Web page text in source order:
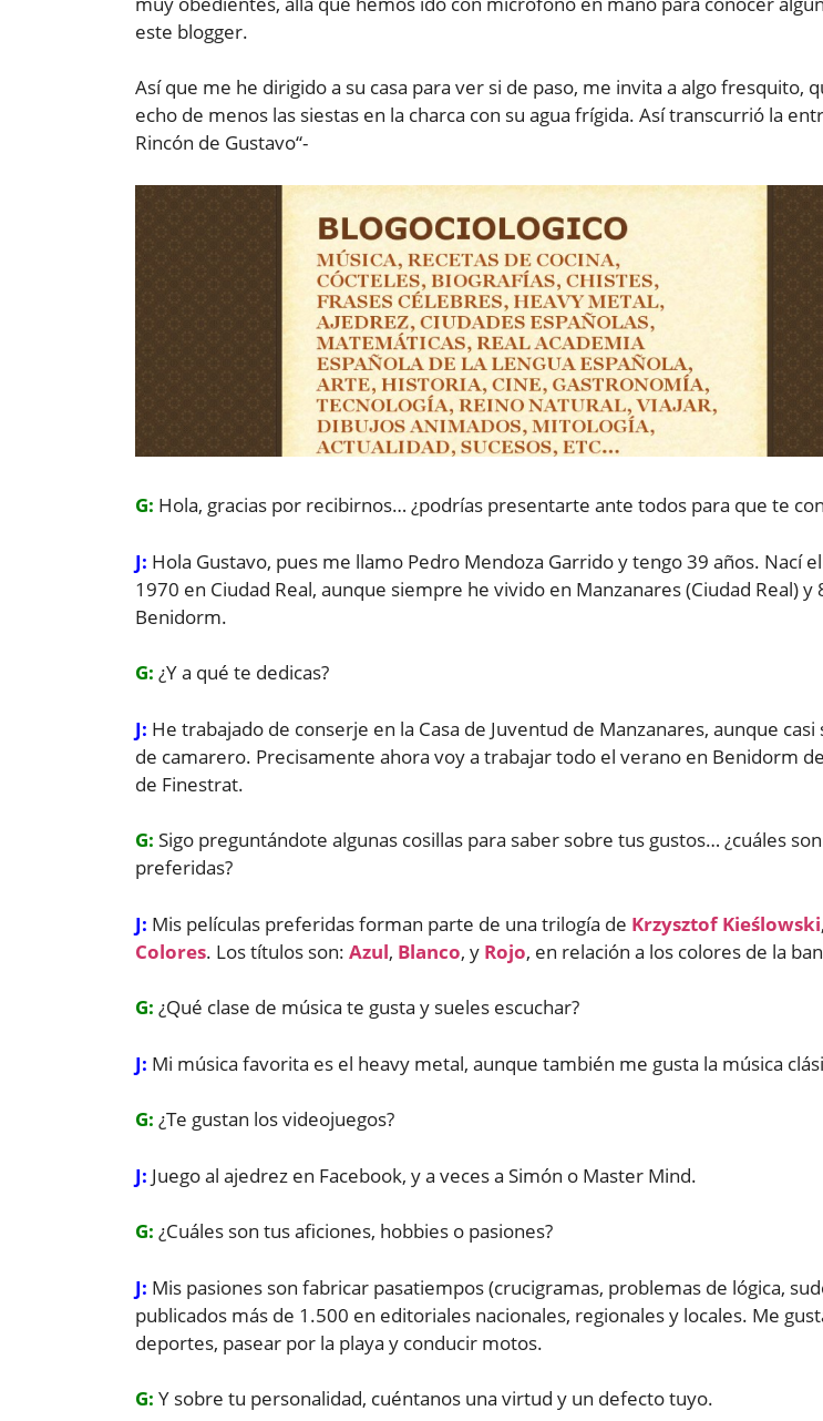
este blogger.
Así que me he dirigido a su casa para ver si de paso, me invita a algo fresquito,
echo de menos las siestas en la charca con su agua frígida. Así transcurrió la
Rincón de Gustavo“-
G: Hola, gracias por recibirnos… ¿podrías presentarte ante todos para que te
J: Hola Gustavo, pues me llamo Pedro Mendoza Garrido y tengo 39 años. Nací
1970 en Ciudad Real, aunque siempre he vivido en Manzanares (Ciudad Real) y
Benidorm.
G: ¿Y a qué te dedicas?
J: He trabajado de conserje en la Casa de Juventud de Manzanares, aunque
de camarero. Precisamente ahora voy a trabajar todo el verano en Benidorm
de Finestrat.
G: Sigo preguntándote algunas cosillas para saber sobre tus gustos… ¿cuáles
preferidas?
J: Mis películas preferidas forman parte de una trilogía de Krzysztof Kieślowski
Colores. Los títulos son: Azul, Blanco, y Rojo, en relación a los colores de la
G: ¿Qué clase de música te gusta y sueles escuchar?
J: Mi música favorita es el heavy metal, aunque también me gusta la música
G: ¿Te gustan los videojuegos?
J: Juego al ajedrez en Facebook, y a veces a Simón o Master Mind.
G: ¿Cuáles son tus aficiones, hobbies o pasiones?
J: Mis pasiones son fabricar pasatiempos (crucigramas, problemas de lógica,
publicados más de 1.500 en editoriales nacionales, regionales y locales. Me
deportes, pasear por la playa y conducir motos.
G: Y sobre tu personalidad, cuéntanos una virtud y un defecto tuyo.